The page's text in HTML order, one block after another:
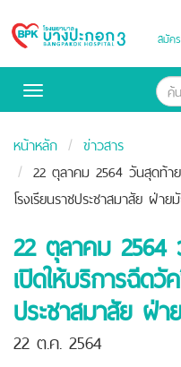
Bangpakok
สมัค
Toggle
หน้าหลัก
ข่าวสาร
22 ตุลาคม 2564 วันสุดท้า
โรงเรียนราชประชาสมาสัย ฝ่า
22 ตุลาคม 2564
เปิดให้บริการฉีด
ประชาสมาสัย ฝ่
22 ต.ค. 2564